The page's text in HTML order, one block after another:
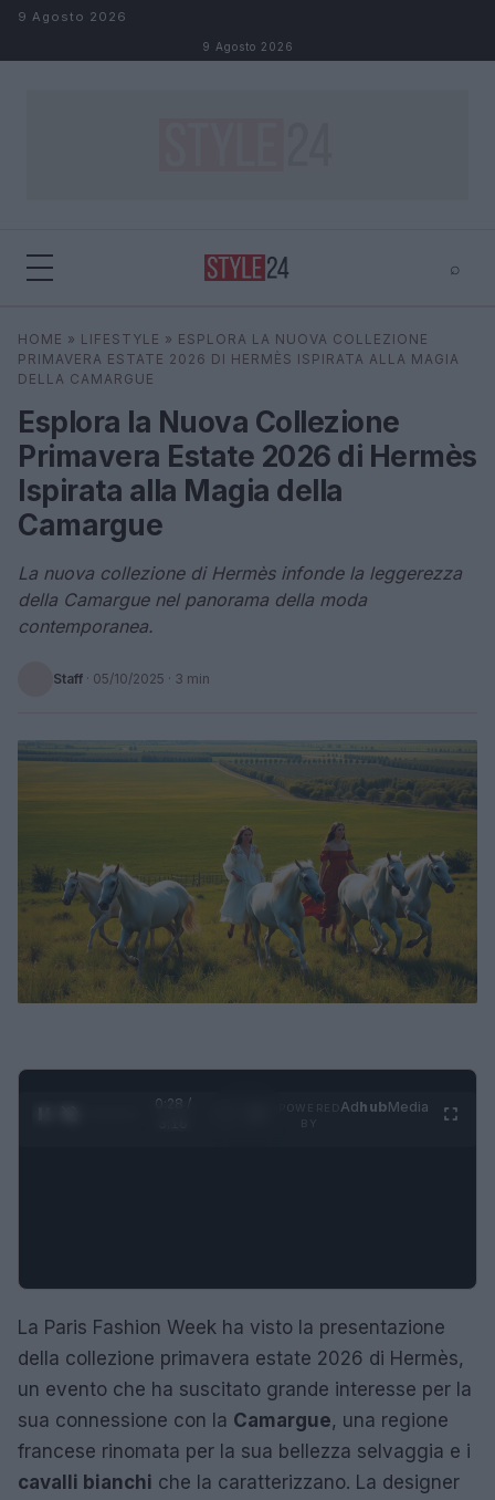
Salta al contenuto
9 Agosto 2026
9 Agosto 2026
⌕
Cerca ⌕
HOME » LIFESTYLE » ESPLORA LA NUOVA COLLEZIONE
PRIMAVERA ESTATE 2026 DI HERMÈS ISPIRATA ALLA MAGIA
DELLA CAMARGUE
Esplora la Nuova Collezione
Primavera Estate 2026 di Hermès
Ispirata alla Magia della
Camargue
La nuova collezione di Hermès infonde la leggerezza
della Camargue nel panorama della moda
contemporanea.
Staff · 05/10/2025 · 3 min
0:29 /
AdhubMedia
La Paris Fashion Week ha visto la presentazione
della collezione primavera estate 2026 di Hermès,
un evento che ha suscitato grande interesse per la
sua connessione con la Camargue, una regione
francese rinomata per la sua bellezza selvaggia e i
cavalli bianchi che la caratterizzano. La designer